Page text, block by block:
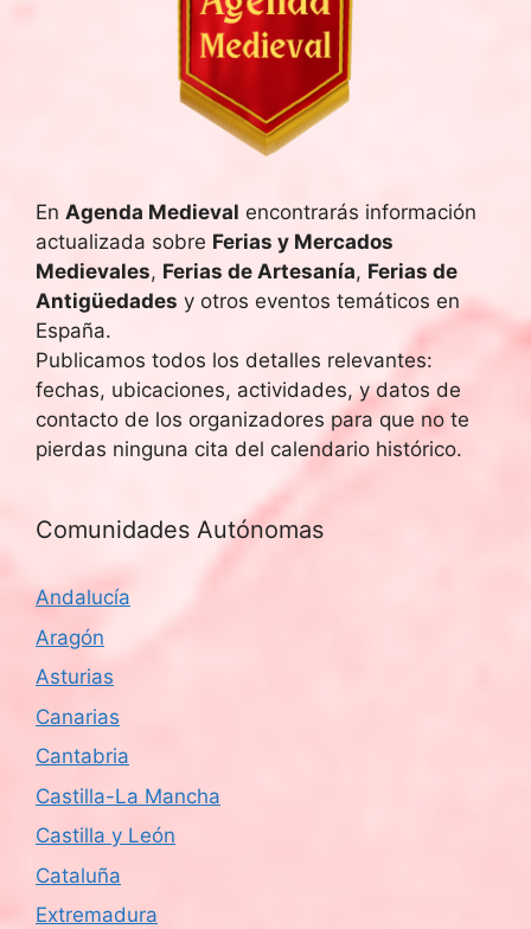
En Agenda Medieval encontrarás información
actualizada sobre Ferias y Mercados
Medievales, Ferias de Artesanía, Ferias de
Antigüedades y otros eventos temáticos en
España.
Publicamos todos los detalles relevantes:
fechas, ubicaciones, actividades, y datos de
contacto de los organizadores para que no te
pierdas ninguna cita del calendario histórico.
Comunidades Autónomas
Andalucía
Aragón
Asturias
Canarias
Cantabria
Castilla-La Mancha
Castilla y León
Cataluña
Extremadura